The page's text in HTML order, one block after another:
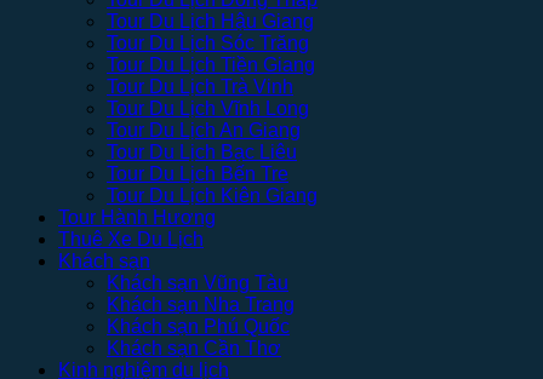
Tour Du Lịch Hậu Giang
Tour Du Lịch Sóc Trăng
Tour Du Lịch Tiền Giang
Tour Du Lịch Trà Vinh
Tour Du Lịch Vĩnh Long
Tour Du Lịch An Giang
Tour Du Lịch Bạc Liêu
Tour Du Lịch Bến Tre
Tour Du Lịch Kiên Giang
Tour Hành Hương
Thuê Xe Du Lịch
Khách sạn
Khách sạn Vũng Tàu
Khách sạn Nha Trang
Khách sạn Phú Quốc
Khách sạn Cần Thơ
Kinh nghiệm du lịch